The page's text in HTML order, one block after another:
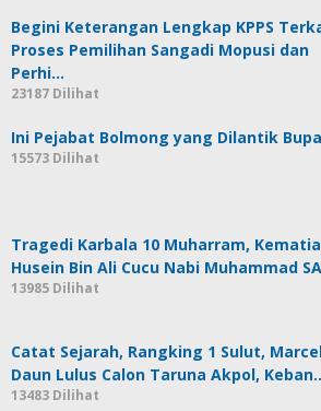
Begini Keterangan Lengkap KPPS
Proses Pemilihan Sangadi Mopusi dan
Perhi…
23187 Dilihat
Ini Pejabat Bolmong yang Dilantik
15573 Dilihat
Tragedi Karbala 10 Muharram,
Husein Bin Ali Cucu Nabi Muhammad
13985 Dilihat
Catat Sejarah, Rangking 1 Sulut,
Daun Lulus Calon Taruna Akpol,
13483 Dilihat